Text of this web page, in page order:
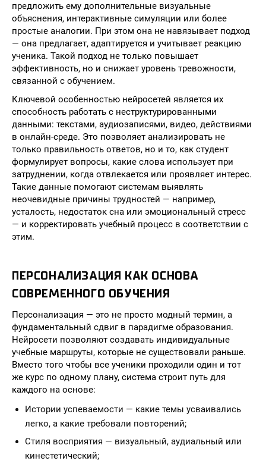
предложить ему дополнительные визуальные
объяснения, интерактивные симуляции или более
простые аналогии. При этом она не навязывает подход
— она предлагает, адаптируется и учитывает реакцию
ученика. Такой подход не только повышает
эффективность, но и снижает уровень тревожности,
связанной с обучением.
Ключевой особенностью нейросетей является их
способность работать с неструктурированными
данными: текстами, аудиозаписями, видео, действиями
в онлайн-среде. Это позволяет анализировать не
только правильность ответов, но и то, как студент
формулирует вопросы, какие слова использует при
затруднении, когда отвлекается или проявляет интерес.
Такие данные помогают системам выявлять
неочевидные причины трудностей — например,
усталость, недостаток сна или эмоциональный стресс
— и корректировать учебный процесс в соответствии с
этим.
ПЕРСОНАЛИЗАЦИЯ КАК ОСНОВА
СОВРЕМЕННОГО ОБУЧЕНИЯ
Персонализация — это не просто модный термин, а
фундаментальный сдвиг в парадигме образования.
Нейросети позволяют создавать индивидуальные
учебные маршруты, которые не существовали раньше.
Вместо того чтобы все ученики проходили один и тот
же курс по одному плану, система строит путь для
каждого на основе:
Истории успеваемости — какие темы усваивались
легко, а какие требовали повторений;
Стиля восприятия — визуальный, аудиальный или
кинестетический;